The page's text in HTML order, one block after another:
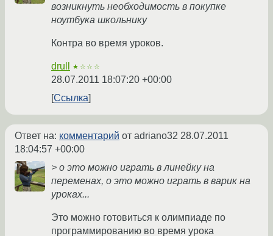
возникнуть необходимость в покупке
ноутбука школьнику
Контра во время уроков.
drull ★☆☆☆
28.07.2011 18:07:20 +00:00
Ссылка
Ответ на: комментарий от adriano32 28.07.2011
18:04:57 +00:00
> о это можно играть в линейку на
переменах, о это можно играть в варик на
уроках...
Это можно готовиться к олимпиаде по
программированию во время урока